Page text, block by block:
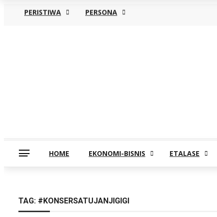
HOME EKONOMI-BISNIS ETALASE
PERISTIWA PERSONA
TAG: #KONSERSATUJANJIGIGI